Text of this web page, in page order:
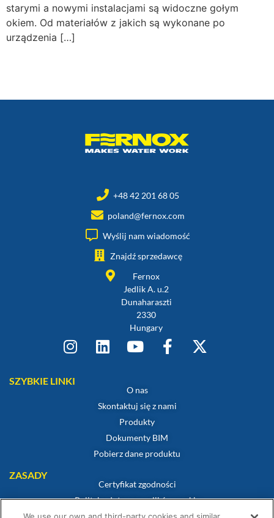
starymi a nowymi instalacjami są widoczne gołym
okiem. Od materiałów z jakich są wykonane po
urządzenia […]
+48 42 201 68 05
poland@fernox.com
Wyślij nam wiadomość
Znajdź sprzedawcę
Fernox
Jedlik A. u.2
Dunaharaszti
2330
Hungary
SZYBKIE LINKI
O nas
Skontaktuj się z nami
Produkty
Dokumenty BIM
Pobierz dane produktu
ZASADY
Certyfikat zgodności
Polityka dotycząca plików cookie
Zastrzeżenie